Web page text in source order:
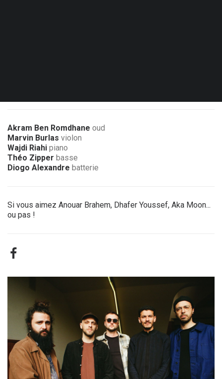
Akram Ben Romdhane oud
Marvin Burlas violon
Wajdi Riahi piano
Théo Zipper basse
Diogo Alexandre batterie
Si vous aimez Anouar Brahem, Dhafer Youssef, Aka Moon...
ou pas !